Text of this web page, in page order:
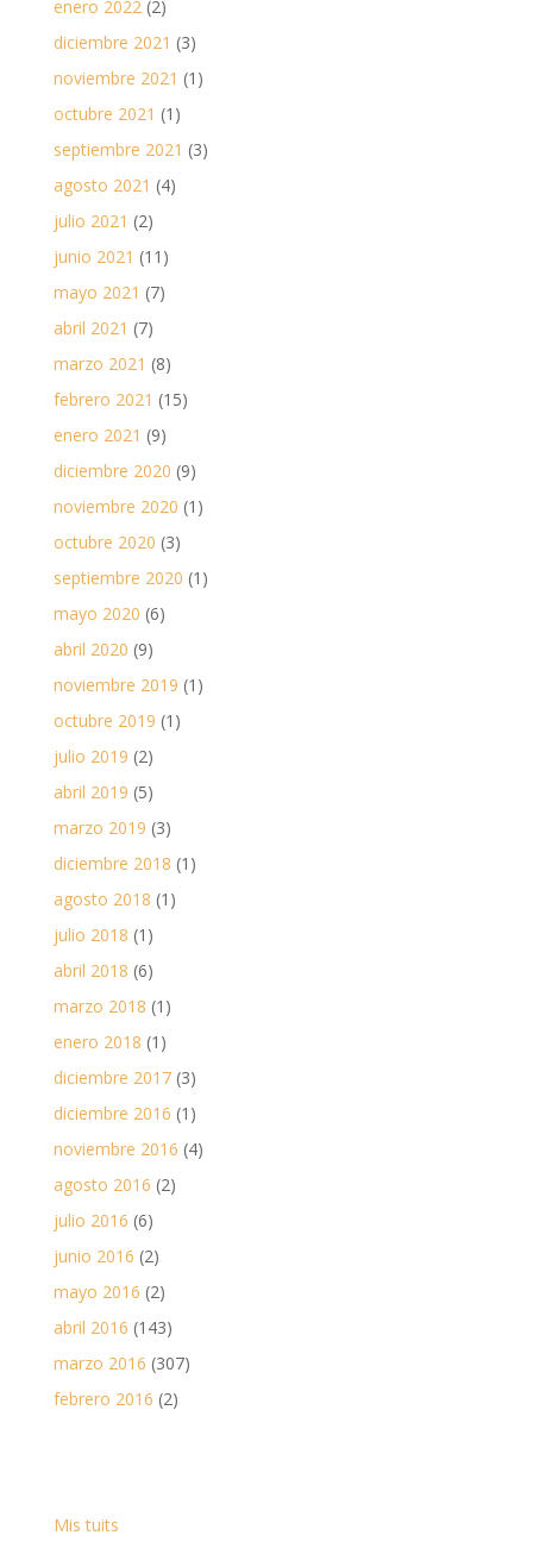
enero 2022 (2)
diciembre 2021 (3)
noviembre 2021 (1)
octubre 2021 (1)
septiembre 2021 (3)
agosto 2021 (4)
julio 2021 (2)
junio 2021 (11)
mayo 2021 (7)
abril 2021 (7)
marzo 2021 (8)
febrero 2021 (15)
enero 2021 (9)
diciembre 2020 (9)
noviembre 2020 (1)
octubre 2020 (3)
septiembre 2020 (1)
mayo 2020 (6)
abril 2020 (9)
noviembre 2019 (1)
octubre 2019 (1)
julio 2019 (2)
abril 2019 (5)
marzo 2019 (3)
diciembre 2018 (1)
agosto 2018 (1)
julio 2018 (1)
abril 2018 (6)
marzo 2018 (1)
enero 2018 (1)
diciembre 2017(3)
diciembre 2016 (1)
noviembre 2016 (4)
agosto 2016 (2)
julio 2016 (6)
junio 2016 (2)
mayo 2016 (2)
abril 2016 (143)
marzo 2016 (307)
febrero 2016 (2)
Mis tuits